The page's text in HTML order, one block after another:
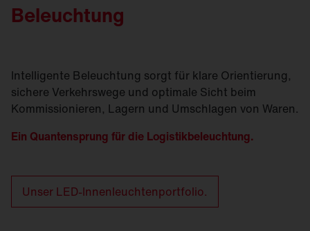
Beleuchtung
Intelligente Beleuchtung sorgt für klare Orientierung,
sichere Verkehrswege und optimale Sicht beim
Kommissionieren, Lagern und Umschlagen von Waren.
Ein Quantensprung für die Logistikbeleuchtung.
Unser LED-Innenleuchtenportfolio.